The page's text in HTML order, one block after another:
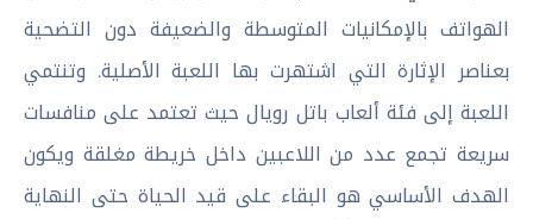
الهواتف بالإمكانيات المتوسطة والضعيفة دون التضحية
بعناصر الإثارة التي اشتهرت بها اللعبة الأصلية. وتنتمي
اللعبة إلى فئة ألعاب باتل رويال حيث تعتمد على منافسات
سريعة تجمع عدد من اللاعبين داخل خريطة مغلقة ويكون
الهدف الأساسي هو البقاء على قيد الحياة حتى النهاية